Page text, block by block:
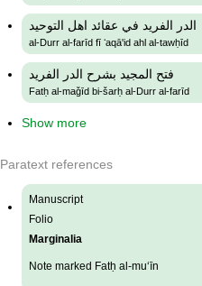
الدر الفريد في عقائد اهل التوحيد
al-Durr al-farīd fī ʻaqā'id ahl al-tawḥīd
فتح المجيد بشرح الدر الفريد
Fatḥ al-maǧīd bi-šarḥ al-Durr al-farīd
Show more
Paratext references
Manuscript
Folio
Marginalia
Note marked Fatḥ al-mu‘īn